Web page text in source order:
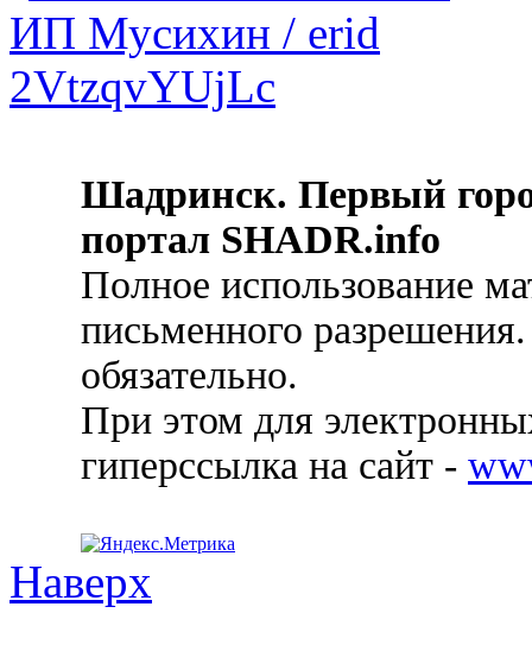
Шадринск. Первый
портал SHADR.info
Полное использование
письменного
обязательно.
При этом для
гиперссылка на сайт -
Наверх